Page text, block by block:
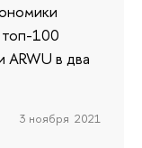
топ-100
в два
3 ноября 2021